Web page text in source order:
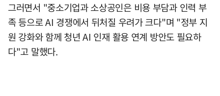
그러면서 "중소기업과 소상공인은 비용 부담과 인력 부
족 등으로 AI 경쟁에서 뒤처질 우려가 크다"며 "정부 지
원 강화와 함께 청년 AI 인재 활용 연계 방안도 필요하
다"고 말했다.